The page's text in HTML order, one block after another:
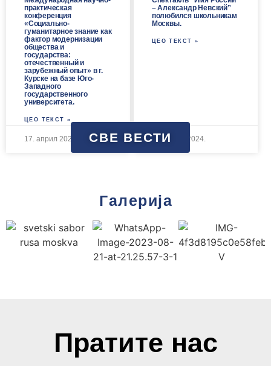
практическая
конференция
«Социально-
гуманитарное знание как
фактор модернизации
общества и
государства:
отечественный и
зарубежный опыт» в г.
Курске на базе Юго-
Западного
государственного
университета.
ЦЕО ТЕКСТ »
17. април 2024.
– Александр Невский”
полюбился школьникам
Москвы.
ЦЕО ТЕКСТ »
17. април 2024.
СВЕ ВЕСТИ
Галерија
Пратите нас